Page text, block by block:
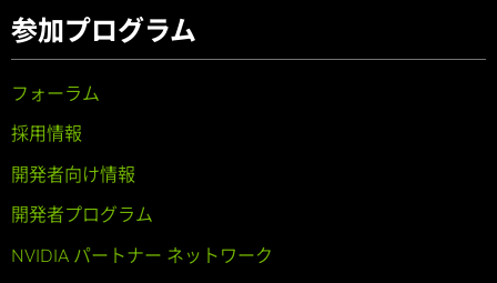
参加プログラム
フォーラム
採用情報
開発者向け情報
開発者プログラム
NVIDIA パートナー ネットワーク